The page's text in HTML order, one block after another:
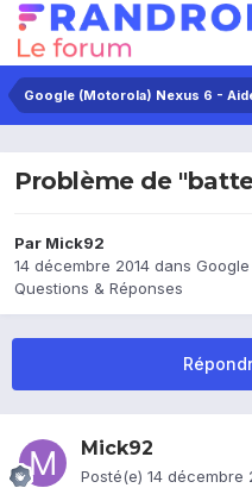
Problème de
Par Mick92
14 décembre 2014 dans
Questions & Réponses
Mick92
Posté(e) 14 décembre